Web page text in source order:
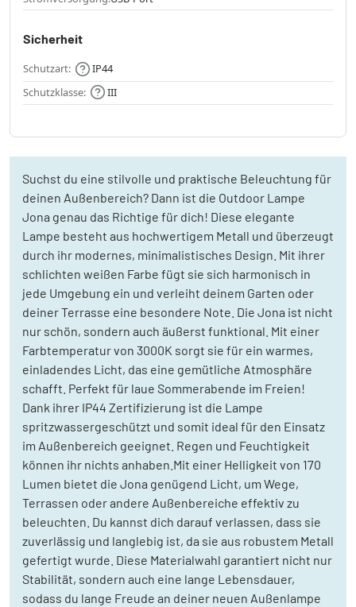
Sicherheit
Schutzart:
IP44
Schutzklasse:
III
Suchst du eine stilvolle und praktische Beleuchtung für
deinen Außenbereich? Dann ist die Outdoor Lampe
Jona genau das Richtige für dich! Diese elegante
Lampe besteht aus hochwertigem Metall und überzeugt
durch ihr modernes, minimalistisches Design. Mit ihrer
schlichten weißen Farbe fügt sie sich harmonisch in
jede Umgebung ein und verleiht deinem Garten oder
deiner Terrasse eine besondere Note. Die Jona ist nicht
nur schön, sondern auch äußerst funktional. Mit einer
Farbtemperatur von 3000K sorgt sie für ein warmes,
einladendes Licht, das eine gemütliche Atmosphäre
schafft. Perfekt für laue Sommerabende im Freien!
Dank ihrer IP44 Zertifizierung ist die Lampe
spritzwassergeschützt und somit ideal für den Einsatz
im Außenbereich geeignet. Regen und Feuchtigkeit
können ihr nichts anhaben.Mit einer Helligkeit von 170
Lumen bietet die Jona genügend Licht, um Wege,
Terrassen oder andere Außenbereiche effektiv zu
beleuchten. Du kannst dich darauf verlassen, dass sie
zuverlässig und langlebig ist, da sie aus robustem Metall
gefertigt wurde. Diese Materialwahl garantiert nicht nur
Stabilität, sondern auch eine lange Lebensdauer,
sodass du lange Freude an deiner neuen Außenlampe